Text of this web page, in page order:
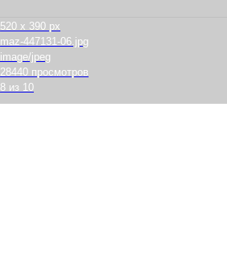
520 x 390 px
maz-447131-06.jpg
image/jpeg
28440 просмотров
8 из 10